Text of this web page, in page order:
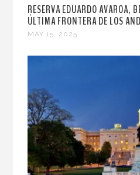
RESERVA EDUARDO AVAROA,
ÚLTIMA FRONTERA DE LOS
MAY 15, 2025